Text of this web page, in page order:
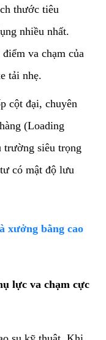
thước tiêu
nhiều nhất.
va chạm của
tải nhẹ.
cột đại, chuyên
(Loading
trường siêu trọng
có mật độ lưu
xưởng bằng cao
lực va chạm cực